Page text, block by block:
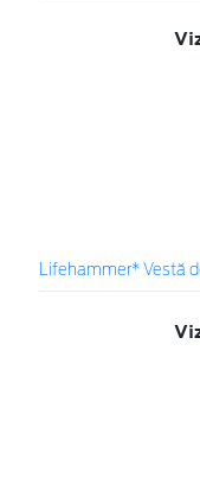
Lifehammer* Vestă